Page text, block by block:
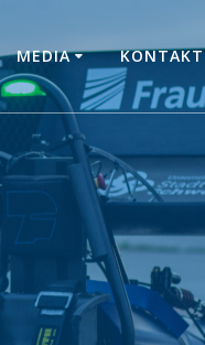
MEDIA KONTAKT